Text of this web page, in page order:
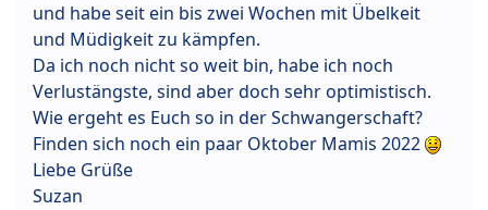
und habe seit ein bis zwei Wochen mit Übelkeit
und Müdigkeit zu kämpfen.
Da ich noch nicht so weit bin, habe ich noch
Verlustängste, sind aber doch sehr optimistisch.
Wie ergeht es Euch so in der Schwangerschaft?
Finden sich noch ein paar Oktober Mamis 2022
Liebe Grüße
Suzan